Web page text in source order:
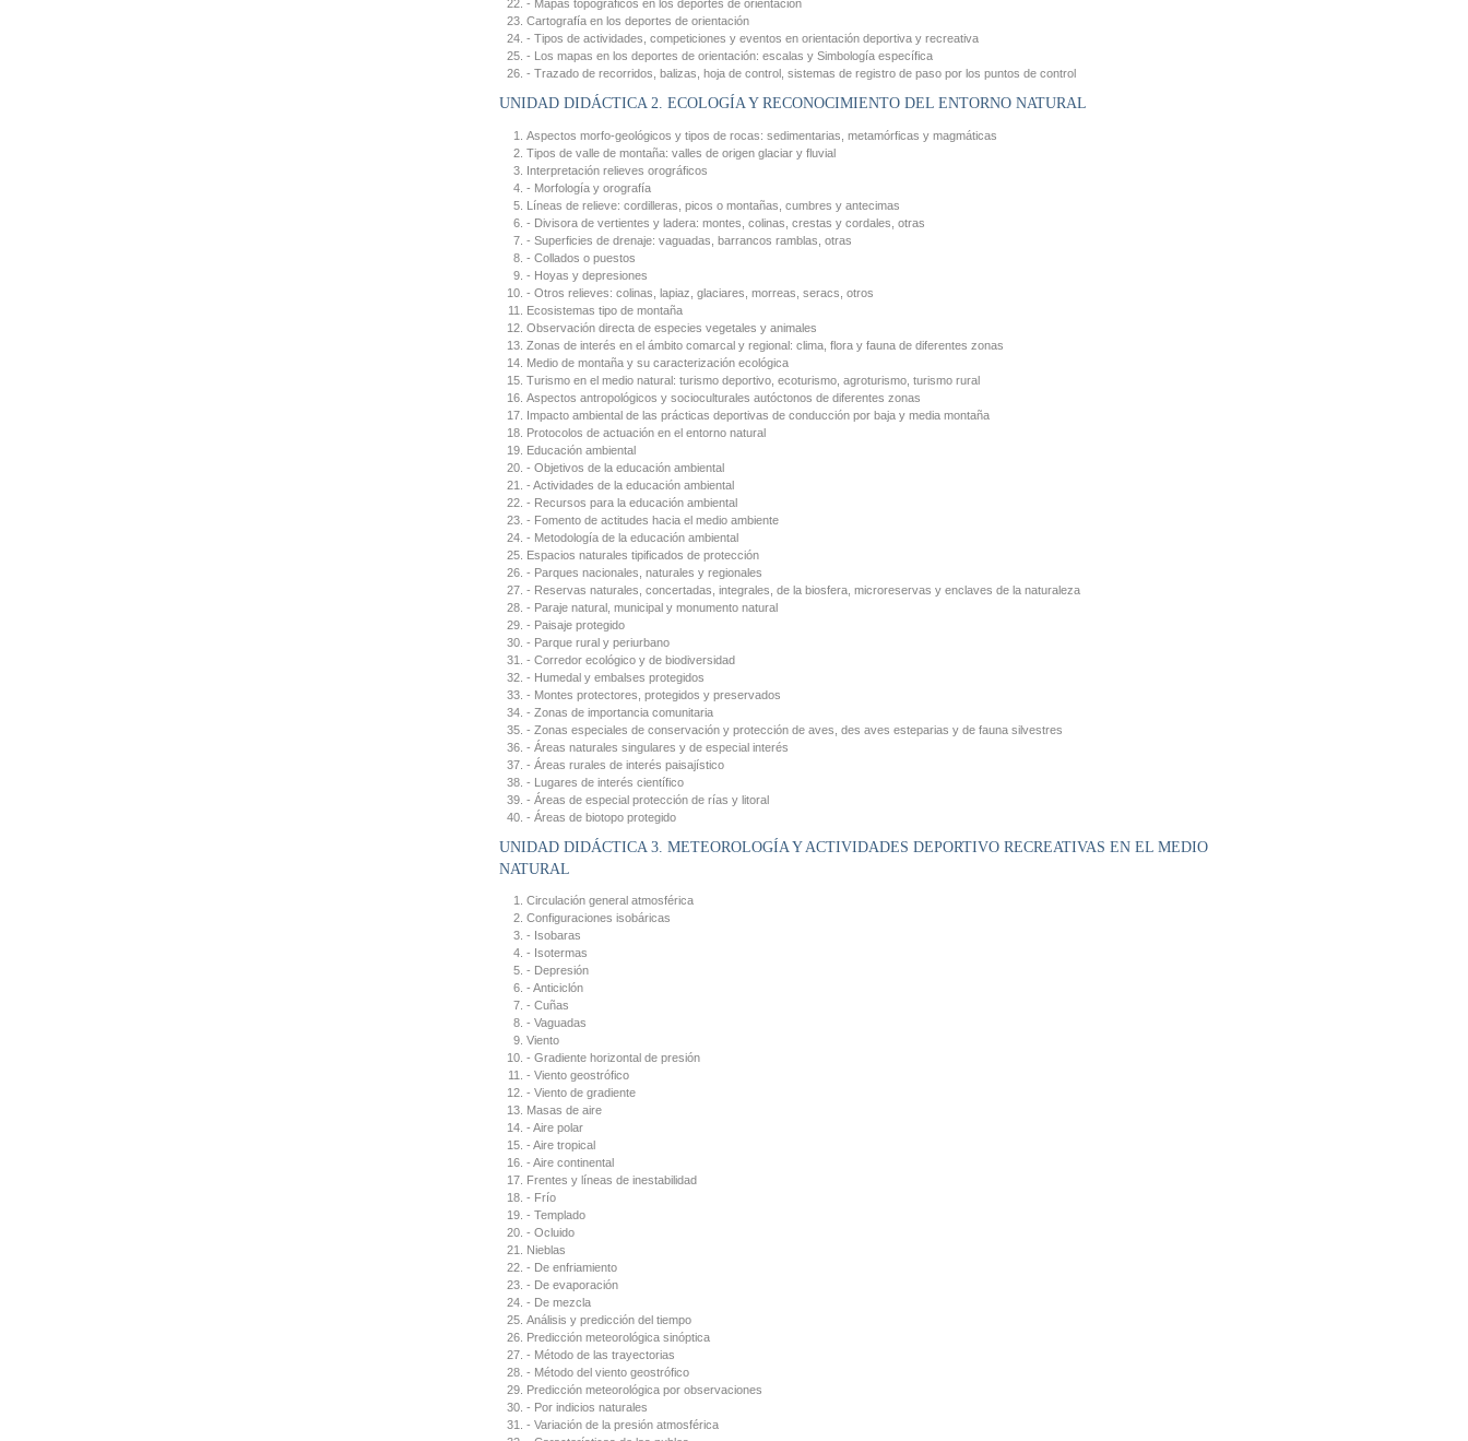
- Mapas topográficos en los deportes de orientación
Cartografía en los deportes de orientación
- Tipos de actividades, competiciones y eventos en orientación deportiva y recreativa
- Los mapas en los deportes de orientación: escalas y Simbología específica
- Trazado de recorridos, balizas, hoja de control, sistemas de registro de paso por los puntos de control
UNIDAD DIDÁCTICA 2. ECOLOGÍA Y RECONOCIMIENTO DEL ENTORNO NATURAL
Aspectos morfo-geológicos y tipos de rocas: sedimentarias, metamórficas y magmáticas
Tipos de valle de montaña: valles de origen glaciar y fluvial
Interpretación relieves orográficos
- Morfología y orografía
Líneas de relieve: cordilleras, picos o montañas, cumbres y antecimas
- Divisora de vertientes y ladera: montes, colinas, crestas y cordales, otras
- Superficies de drenaje: vaguadas, barrancos ramblas, otras
- Collados o puestos
- Hoyas y depresiones
- Otros relieves: colinas, lapiaz, glaciares, morreas, seracs, otros
Ecosistemas tipo de montaña
Observación directa de especies vegetales y animales
Zonas de interés en el ámbito comarcal y regional: clima, flora y fauna de diferentes zonas
Medio de montaña y su caracterización ecológica
Turismo en el medio natural: turismo deportivo, ecoturismo, agroturismo, turismo rural
Aspectos antropológicos y socioculturales autóctonos de diferentes zonas
Impacto ambiental de las prácticas deportivas de conducción por baja y media montaña
Protocolos de actuación en el entorno natural
Educación ambiental
- Objetivos de la educación ambiental
- Actividades de la educación ambiental
- Recursos para la educación ambiental
- Fomento de actitudes hacia el medio ambiente
- Metodología de la educación ambiental
Espacios naturales tipificados de protección
- Parques nacionales, naturales y regionales
- Reservas naturales, concertadas, integrales, de la biosfera, microreservas y enclaves de la naturaleza
- Paraje natural, municipal y monumento natural
- Paisaje protegido
- Parque rural y periurbano
- Corredor ecológico y de biodiversidad
- Humedal y embalses protegidos
- Montes protectores, protegidos y preservados
- Zonas de importancia comunitaria
- Zonas especiales de conservación y protección de aves, des aves esteparias y de fauna silvestres
- Áreas naturales singulares y de especial interés
- Áreas rurales de interés paisajístico
- Lugares de interés científico
- Áreas de especial protección de rías y litoral
- Áreas de biotopo protegido
UNIDAD DIDÁCTICA 3. METEOROLOGÍA Y ACTIVIDADES DEPORTIVO RECREATIVAS EN EL MEDIO
NATURAL
Circulación general atmosférica
Configuraciones isobáricas
- Isobaras
- Isotermas
- Depresión
- Anticiclón
- Cuñas
- Vaguadas
Viento
- Gradiente horizontal de presión
- Viento geostrófico
- Viento de gradiente
Masas de aire
- Aire polar
- Aire tropical
- Aire continental
Frentes y líneas de inestabilidad
- Frío
- Templado
- Ocluido
Nieblas
- De enfriamiento
- De evaporación
- De mezcla
Análisis y predicción del tiempo
Predicción meteorológica sinóptica
- Método de las trayectorias
- Método del viento geostrófico
Predicción meteorológica por observaciones
- Por indicios naturales
- Variación de la presión atmosférica